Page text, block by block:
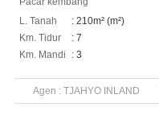
L. Tanah
: 210m² (m²)
Km. Tidur
: 7
Km. Mandi
: 3
Agen : TJAHYO INLAND